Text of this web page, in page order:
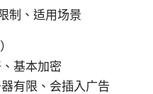
制、适用场景
基本加密
有限、会插入广告